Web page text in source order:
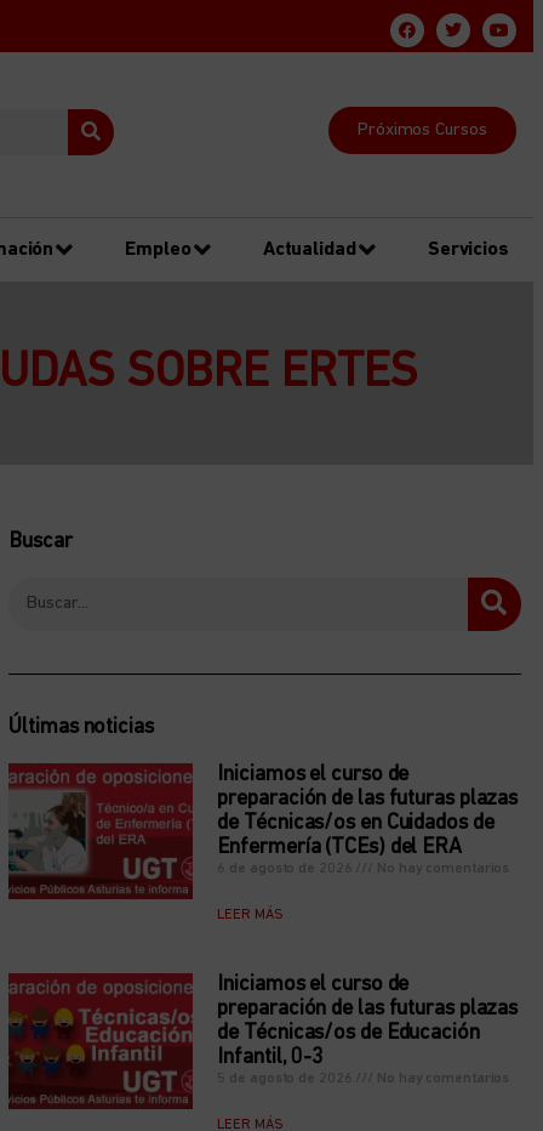
Próximos Cursos
Empleo Actualidad Servicios
SOBRE ERTES
Buscar
Últimas noticias
Iniciamos el curso de
preparación de las futuras plazas
de Técnicas/os en Cuidados de
Enfermería (TCEs) del ERA
6 de agosto de 2026 No hay comentarios
LEER MÁS
Iniciamos el curso de
preparación de las futuras plazas
de Técnicas/os de Educación
Infantil, 0-3
5 de agosto de 2026 No hay comentarios
LEER MÁS